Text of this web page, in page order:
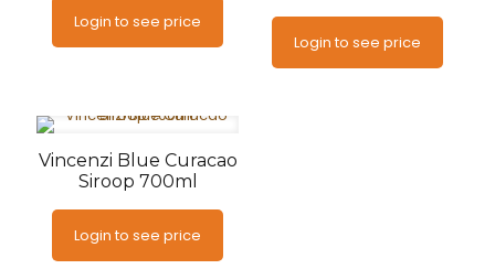
Login to see price
Login to see price
Vincenzi Blue Curacao
Siroop 700ml
Login to see price